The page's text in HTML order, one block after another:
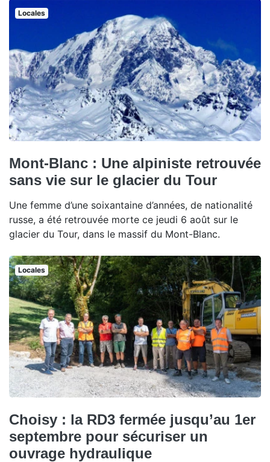
Locales
Mont-Blanc : Une alpiniste retrouvée
sans vie sur le glacier du Tour
Une femme d’une soixantaine d’années, de nationalité
russe, a été retrouvée morte ce jeudi 6 août sur le
glacier du Tour, dans le massif du Mont-Blanc.
Locales
Choisy : la RD3 fermée jusqu’au 1er
septembre pour sécuriser un
ouvrage hydraulique